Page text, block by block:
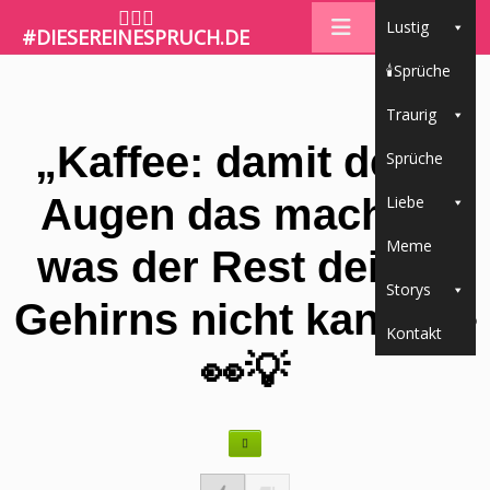
🤷🏼‍♀️
#DIESEREINESPRUCH.DE Lustig
🕯Sprüche
Traurig
Sprüche
Liebe
Meme
Storys
Kontakt
„Kaffee: damit deine
Augen das machen,
was der Rest deines
Gehirns nicht kann“ ☕️
👀💡